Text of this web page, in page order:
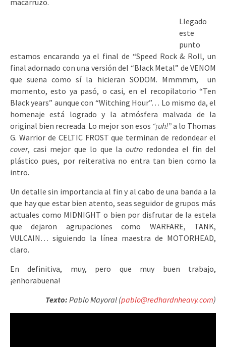
macarruzo.
Llegado
este
punto
estamos encarando ya el final de “Speed Rock & Roll, un
final adornado con una versión del “Black Metal” de VENOM
que suena como sí la hicieran SODOM. Mmmmm, un
momento, esto ya pasó, o casi, en el recopilatorio “Ten
Black years” aunque con “Witching Hour”… Lo mismo da, el
homenaje está logrado y la atmósfera malvada de la
original bien recreada. Lo mejor son esos “¡uh!”a lo Thomas
G. Warrior de CELTIC FROST que terminan de redondear el
cover, casi mejor que lo que laoutro redondea el fin del
plástico pues, por reiterativa no entra tan bien como la
intro.
Un detalle sin importancia al fin y al cabo de una banda a la
que hay que estar bien atento, seas seguidor de grupos más
actuales como MIDNIGHT o bien por disfrutar de la estela
que dejaron agrupaciones como WARFARE, TANK,
VULCAIN… siguiendo la línea maestra de MOTORHEAD,
claro.
En definitiva, muy, pero que muy buen trabajo,
¡enhorabuena!
Texto: Pablo Mayoral (pablo@redhardnheavy.com)